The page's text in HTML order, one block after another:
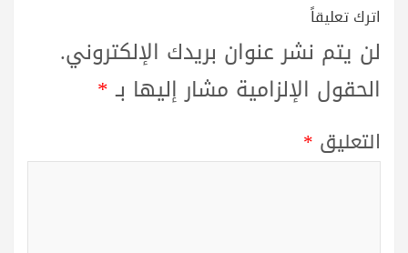
اترك تعليقاً
لن يتم نشر عنوان بريدك الإلكتروني.
الحقول الإلزامية مشار إليها بـ*
التعليق *